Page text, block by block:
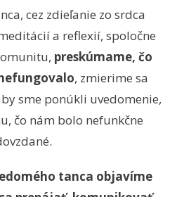
cez zdieľanie zo srdca
a reflexií, spoločne
preskúmame, čo
, zmierime sa
sme ponúkli uvedomenie,
čo nám bolo nefunkčne
tanca objavíme